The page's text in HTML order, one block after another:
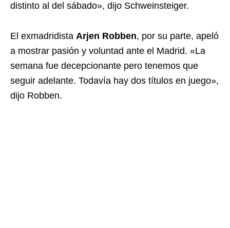
distinto al del sábado», dijo Schweinsteiger.
El exmadridista Arjen Robben, por su parte, apeló
a mostrar pasión y voluntad ante el Madrid. «La
semana fue decepcionante pero tenemos que
seguir adelante. Todavía hay dos títulos en juego»,
dijo Robben.